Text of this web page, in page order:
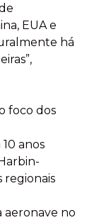
EUA e
há
foco dos
anos
regionais
aeronave no